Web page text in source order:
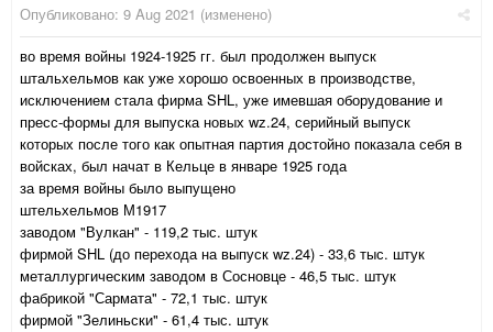
Опубликовано: 9 Aug 2021 (изменено)
во время войны 1924-1925 гг. был продолжен выпуск
штальхельмов как уже хорошо освоенных в производстве,
исключением стала фирма SHL, уже имевшая оборудование и
пресс-формы для выпуска новых wz.24, серийный выпуск
которых после того как опытная партия достойно показала себя в
войсках, был начат в Кельце в январе 1925 года
за время войны было выпущено
штельхельмов М1917
заводом "Вулкан" - 119,2 тыс. штук
фирмой SHL (до перехода на выпуск wz.24) - 33,6 тыс. штук
металлургическим заводом в Сосновце - 46,5 тыс. штук
фабрикой "Сармата" - 72,1 тыс. штук
фирмой "Зелиньски" - 61,4 тыс. штук